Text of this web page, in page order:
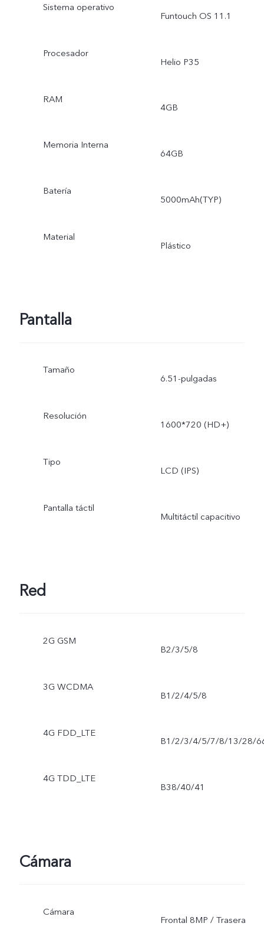
Sistema operativo
Funtouch OS 11.1
Procesador
Helio P35
RAM
4GB
Memoria Interna
64GB
Batería
5000mAh(TYP)
Material
Plástico
Pantalla
Tamaño
6.51-pulgadas
Resolución
1600*720 (HD+)
Tipo
LCD (IPS)
Pantalla táctil
Multitáctil capacitivo
Red
2G GSM
B2/3/5/8
3G WCDMA
B1/2/4/5/8
4G FDD_LTE
B1/2/3/4/5/7/8/13/28/
4G TDD_LTE
B38/40/41
Cámara
Cámara
Frontal 8MP / Trasera